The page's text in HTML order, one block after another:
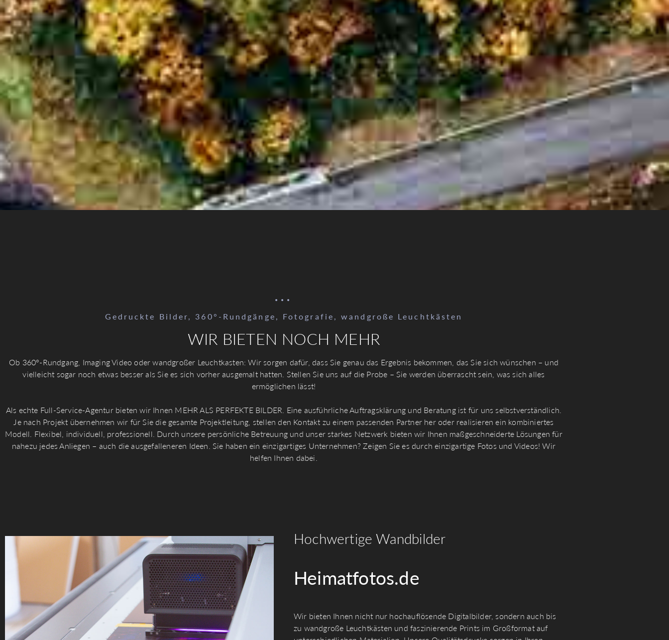
...
Gedruckte Bilder, 360°-Rundgänge, Fotografie, wandgroße Leuchtkästen
WIR BIETEN NOCH MEHR
Ob 360°-Rundgang, Imaging Video oder wandgroßer Leuchtkasten: Wir sorgen dafür, dass Sie genau das Ergebnis bekommen, das Sie sich wünschen – und
vielleicht sogar noch etwas besser als Sie es sich vorher ausgemalt hatten. Stellen Sie uns auf die Probe – Sie werden überrascht sein, was sich alles
ermöglichen lässt!
Als echte Full-Service-Agentur bieten wir Ihnen MEHR ALS PERFEKTE BILDER. Eine ausführliche Auftragsklärung und Beratung ist für uns selbstverständlich.
Je nach Projekt übernehmen wir für Sie die gesamte Projektleitung, stellen den Kontakt zu einem passenden Partner her oder realisieren ein kombiniertes
Modell. Flexibel, individuell, professionell. Durch unsere persönliche Betreuung und unser starkes Netzwerk bieten wir Ihnen maßgeschneiderte Lösungen für
nahezu jedes Anliegen – auch die ausgefalleneren Ideen. Sie haben ein einzigartiges Unternehmen? Zeigen Sie es durch einzigartige Fotos und Videos! Wir
helfen Ihnen dabei.
Hochwertige Wandbilder
Heimatfotos.de
Wir bieten Ihnen nicht nur hochauflösende Digitalbilder, sondern auch bis
zu wandgroße Leuchtkästen und faszinierende Prints im Großformat auf